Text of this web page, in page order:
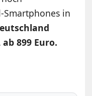
in
899 Euro.